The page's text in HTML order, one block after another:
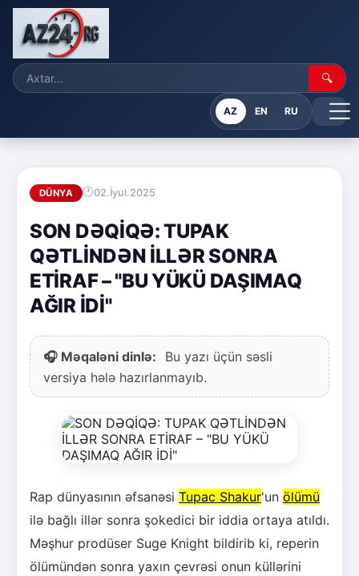
🔍
AZ EN RU
DÜNYA 02.İyul.2025
SON DƏQİQƏ: TUPAK
QƏTLİNDƏN İLLƏR SONRA
ETİRAF – "BU YÜKÜ DAŞIMAQ
AĞIR İDİ"
🎧 Məqaləni dinlə:
Bu yazı üçün səsli
versiya hələ hazırlanmayıb.
Rap dünyasının əfsanəsi Tupac Shakur'un ölümü
ilə bağlı illər sonra şokedici bir iddia ortaya atıldı.
Məşhur prodüser Suge Knight bildirib ki, reperin
ölümündən sonra yaxın çevrəsi onun küllərini